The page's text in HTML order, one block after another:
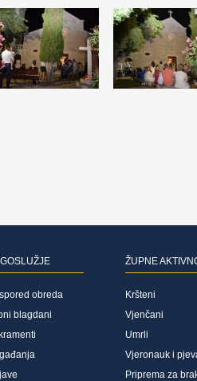
obreda
blagdani
ŽUPNE
Kršteni
Vjenčani
Umrli
Vjeronauk i
Priprema za